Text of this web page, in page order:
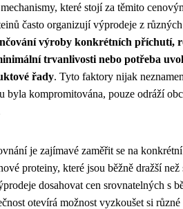
které stojí za těmito
často organizují výprodeje z
výroby konkrétních příchutí,
trvanlivosti nebo potřeba
řady. Tyto faktory nijak
byla kompromitována, pouze odráží
je zajímavé zaměřit se na
proteiny, které jsou běžně dražší
dosahovat cen srovnatelných s
otevírá možnost vyzkoušet si